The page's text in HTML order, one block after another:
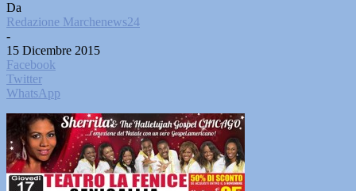
Da
Redazione Marchenews24
-
15 Dicembre 2015
Facebook
Twitter
WhatsApp